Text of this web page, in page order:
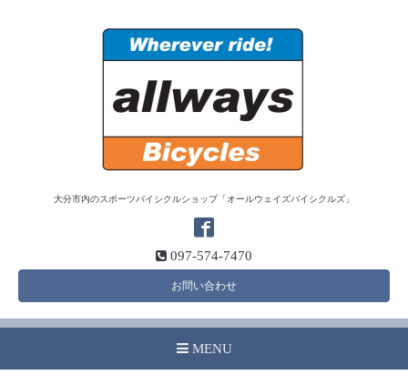
大分市内のスポーツバイシクルショップ「オールウェイズバイシクルズ」
097-574-7470
お問い合わせ
MENU